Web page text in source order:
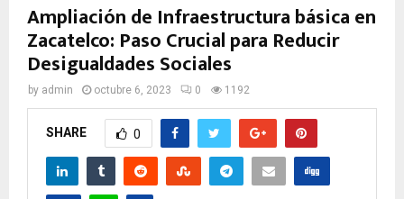
Ampliación de Infraestructura básica en
Zacatelco: Paso Crucial para Reducir
Desigualdades Sociales
by admin octubre 6, 2023 0 1192
SHARE 0